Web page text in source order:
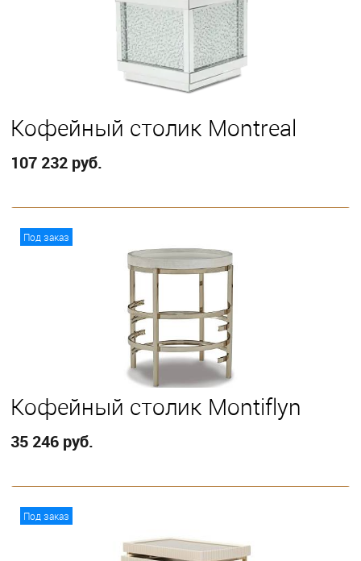
Кофейный столик Montreal
107 232 руб.
Под заказ
Кофейный столик Montiflyn
35 246 руб.
Под заказ